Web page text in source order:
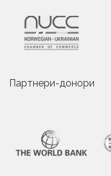
Партнери-донори